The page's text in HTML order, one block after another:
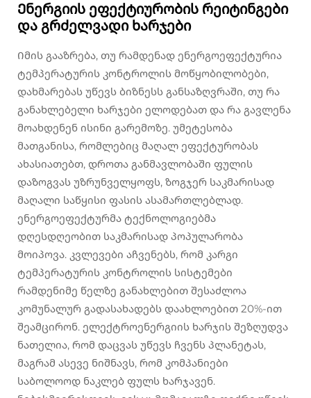
Ენერგიის ეფექტიურობის რეიტინგები
და გრძელვადი ხარჯები
Იმის გააზრება, თუ რამდენად ენერგოეფექტურია
ტემპერატურის კონტროლის მოწყობილობები,
დახმარებას უწევს ბიზნესს განსაზღვრაში, თუ რა
განახლებელი ხარჯები ელოდებათ და რა გავლენა
მოახდენენ ისინი გარემოზე. უმეტესობა
მათგანისა, რომლებიც მაღალ ეფექტურობას
ახასიათებთ, დროთა განმავლობაში ფულის
დაზოგვას უზრუნველყოფს, ზოგჯერ საკმარისად
მაღალი საწყისი ფასის ასამართლებლად.
ენერგოეფექტურმა ტექნოლოგიებმა
დღესდღეობით საკმარისად პოპულარობა
მოიპოვა. კვლევები აჩვენებს, რომ კარგი
ტემპერატურის კონტროლის სისტემები
რამდენიმე წელზე განახლებით შესაძლოა
კომუნალურ გადასახადებს დაახლოებით 20%-ით
შეამცირონ. ელექტროენერგიის ხარჯის შეზღუდვა
ნათელია, რომ დაცვას უწევს ჩვენს პლანეტას,
მაგრამ ასევე ნიშნავს, რომ კომპანიები
საბოლოოდ ნაკლებ ფულს ხარჯავენ.